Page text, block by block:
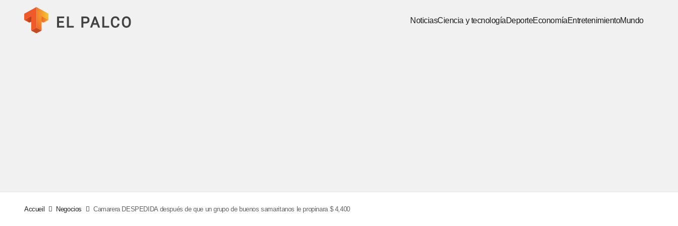
NoticiasCiencia y tecnologíaDeporteEconomíaEntretenimientoMundo
Accueil Negocios Camarera DESPEDIDA después de que un grupo de buenos samaritanos le propinara $ 4,400